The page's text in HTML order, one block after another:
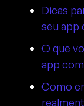
Dicas
seu app
O que
app
Como